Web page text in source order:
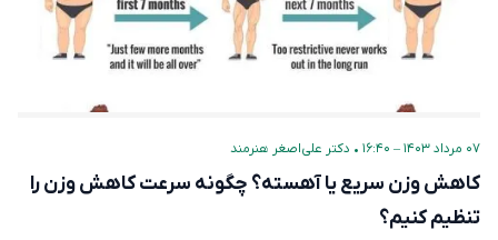
۰۷ مرداد ۱۴۰۳ – ۱۶:۴۰ • دکتر علی‌اصغر هنرمند
کاهش وزن سریع یا آهسته؟ چگونه سرعت کاهش وزن را
تنظیم کنیم؟